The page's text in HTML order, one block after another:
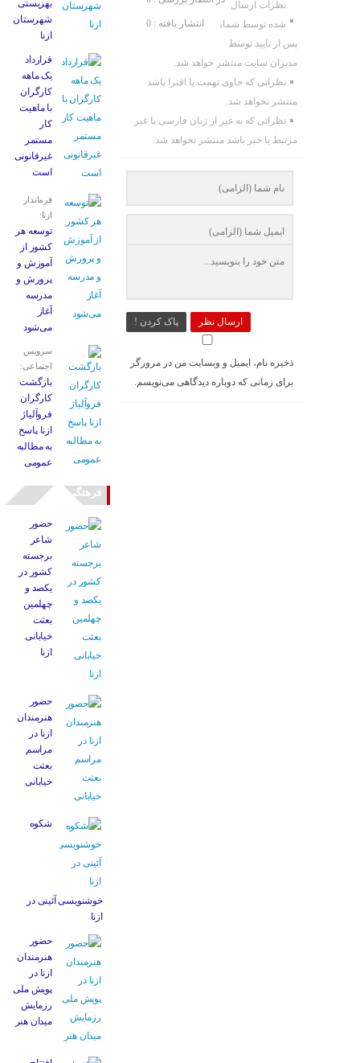
انتشار یافته : 0
نظرات ارسال
شده توسط شما،
پس از تایید توسط
مدیران سایت منتشر خواهد شد.
نظراتی که حاوی تهمت یا افترا باشد
منتشر نخواهد شد.
نظراتی که به غیر از زبان فارسی یا غیر
مرتبط با خبر باشد منتشر نخواهد شد.
ارسال نظر پاک کردن !
ذخیره نام، ایمیل و وبسایت من در مرورگر
برای زمانی که دوباره دیدگاهی می‌نویسم.
بهزیستی
شهرستان
ازنا
قرارداد
یک ماهه
کارگران
با ماهیت
کار
مستمر
غیرقانونی
است
فرماندار
ازنا:
توسعه هر
کشور از
آموزش و
پرورش و
مدرسه
آغاز
می‌شود
سرویس
اجتماعی:
بازگشت
کارگران
فروآلیاژ
ازنا پاسخ
به مطالبه
عمومی
فرهنگی
حضور
شاعر
برجسته
کشور در
یکصد و
چهلمین
بعثت
خیابانی
ازنا
حضور
هنرمندان
ازنا در
مراسم
بعثت
خیابانی
شکوه
خوشنویسی آئینی در
ازنا
حضور
هنرمندان
ازنا در
پویش ملی
رزمایش
میدان هنر